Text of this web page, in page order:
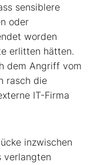
sensiblere
oder
worden
erlitten hätten.
dem Angriff vom
rasch die
IT-Firma
inzwischen
verlangten